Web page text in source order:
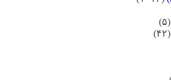
(۵)
(۴۲)